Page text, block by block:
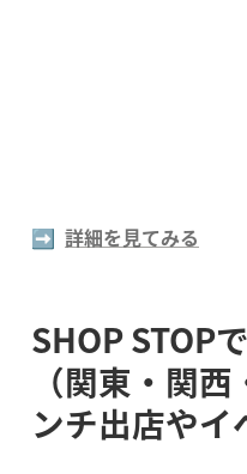
➡️ 詳細を見てみる
SHOP STOP
（関東・関
ンチ出店やイ